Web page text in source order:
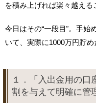
を積み上げれば楽々越える
今日はその“一段目”。手始
いて、実際に1000万円貯
１．「入出金用の口
割を与えて明確に管